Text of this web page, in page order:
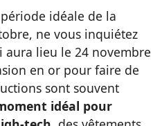
idéale de la
ne vous inquiétez
aura lieu le 24 novembre
en or pour faire de
sont souvent
idéal pour